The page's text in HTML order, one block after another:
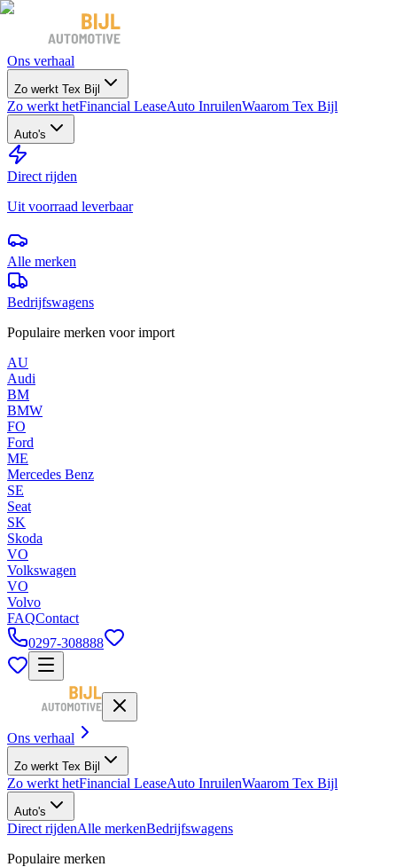
Ons verhaal
Zo werkt Tex Bijl
Zo werkt hetFinancial LeaseAuto InruilenWaarom Tex Bijl
Auto's
Direct rijden
Uit voorraad leverbaar
Alle merken
Bedrijfswagens
Populaire merken voor import
AU
Audi
BM
BMW
FO
Ford
ME
Mercedes Benz
SE
Seat
SK
Skoda
VO
Volkswagen
VO
Volvo
FAQContact
0297-308888
Ons verhaal
Zo werkt Tex Bijl
Zo werkt hetFinancial LeaseAuto InruilenWaarom Tex Bijl
Auto's
Direct rijdenAlle merkenBedrijfswagens
Populaire merken